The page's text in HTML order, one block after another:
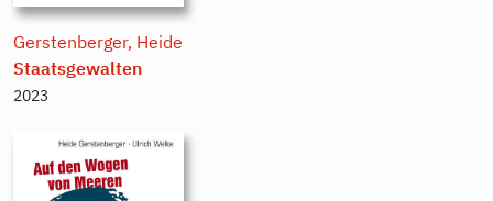
Gerstenberger, Heide
Staatsgewalten
2023